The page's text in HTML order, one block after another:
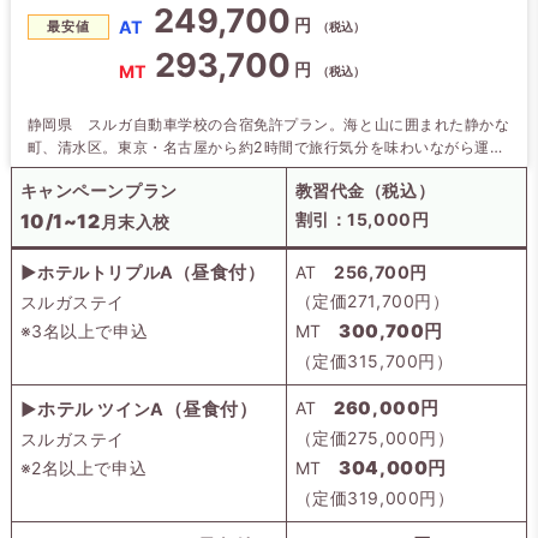
最安値 AT 249,700 円 （税込）
MT 293,700 円 （税込）
静岡県 スルガ自動車学校の合宿免許プラン。海と山に囲まれた静かな
町、清水区。東京・名古屋から約2時間で旅行気分を味わいながら運転
免許を取得。スルガステイは2025年2月オープンの新築宿泊施設。周
辺に店舗も多く快適。
※割引条件：10/1~12月末 入校 スルガステイ・
キャンペーンプラン
10/1~12 月末入校
教習代金（税込）
割引：15,000円
▶ホテルトリプルA（昼食付）
スルガステイ
※3名以上で申込
AT256,700円
（定価271,700円）
MT300,700円
（定価315,700円）
▶ホテルツインA （昼食付）
スルガステイ
※2名以上で申込
AT260,000円
（定価275,000円）
MT304,000円
（定価319,000円）